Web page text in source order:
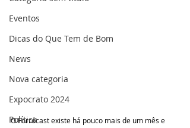
Eventos
Dicas do Que Tem de Bom
News
Nova categoria
Expocrato 2024
Política
O Forrócast existe há pouco mais de um mês e